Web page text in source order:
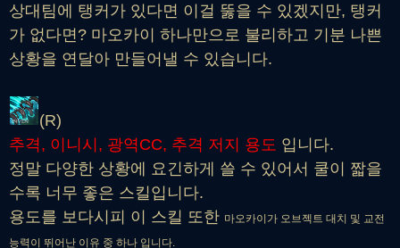
상대팀에 탱커가 있다면 이걸 뚫을 수 있겠지만, 탱커
가 없다면? 마오카이 하나만으로 불리하고 기분 나쁜
상황을 연달아 만들어낼 수 있습니다.
(R)
추격, 이니시, 광역CC, 추격 저지 용도 입니다.
정말 다양한 상황에 요긴하게 쓸 수 있어서 쿨이 짧을
수록 너무 좋은 스킬입니다.
용도를 보다시피 이 스킬 또한 마오카이가 오브젝트 대치 및 교전
능력이 뛰어난 이유 중 하나 입니다.